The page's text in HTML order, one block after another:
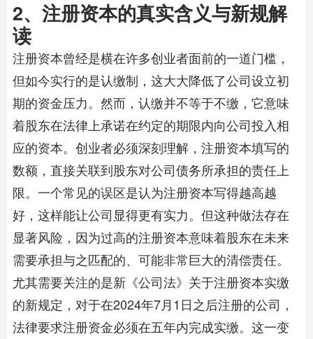
2、注册资本的真实含义与新规解
读
注册资本曾经是横在许多创业者面前的一道门槛，
但如今实行的是认缴制，这大大降低了公司设立初
期的资金压力。然而，认缴并不等于不缴，它意味
着股东在法律上承诺在约定的期限内向公司投入相
应的资本。创业者必须深刻理解，注册资本填写的
数额，直接关联到股东对公司债务所承担的责任上
限。一个常见的误区是认为注册资本写得越高越
好，这样能让公司显得更有实力。但这种做法存在
显著风险，因为过高的注册资本意味着股东在未来
需要承担与之匹配的、可能非常巨大的清偿责任。
尤其需要关注的是新《公司法》关于注册资本实缴
的新规定，对于在2024年7月1日之后注册的公司，
法律要求注册资金必须在五年内完成实缴。这一变